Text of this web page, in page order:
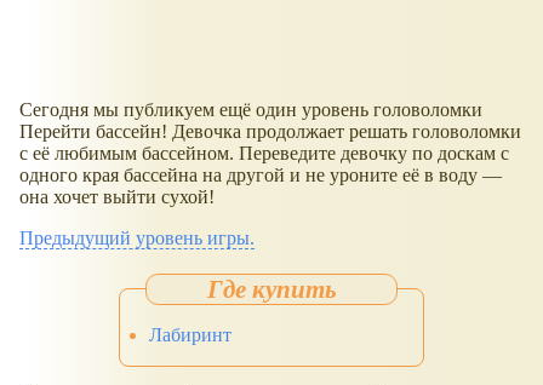
Сегодня мы публикуем ещё один уровень головоломки
Перейти бассейн! Девочка продолжает решать головоломки
с её любимым бассейном. Переведите девочку по доскам с
одного края бассейна на другой и не уроните её в воду —
она хочет выйти сухой!
Предыдущий уровень игры.
Лабиринт